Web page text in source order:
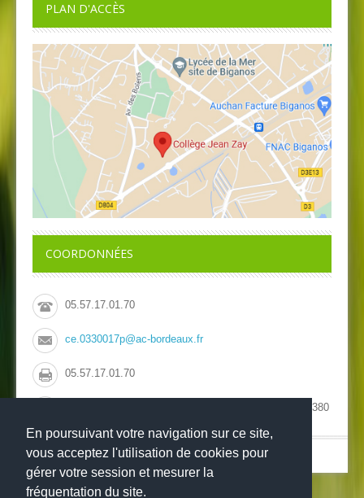
En poursuivant votre navigation sur ce site,
vous acceptez l'utilisation de cookies pour
gérer votre session et mesurer la
fréquentation du site.
PLAN D'ACCÈS
COORDONNÉES
05.57.17.01.70
ce.0330017p@ac-bordeaux.fr
05.57.17.01.70
Collège Jean Zay, 41 avenue de la Côte d'Argent, 33380
© Copyright 2022 Collège Jean Zay-Mentions légales-Websco